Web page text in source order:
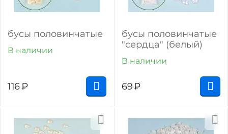
бусы половинчатые
В наличии
116₽
бусы половинчатые
"сердца" (белый)
В наличии
69₽